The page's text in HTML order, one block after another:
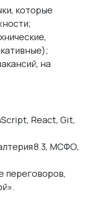
которые
на
React, Git,
8.3, МСФО,
переговоров,